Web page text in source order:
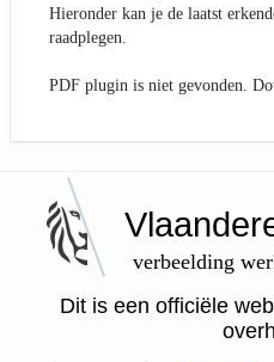
Hieronder kan je de laatst
raadplegen.
PDF plugin is niet gevonden.
verbeelding
Dit is een officiële